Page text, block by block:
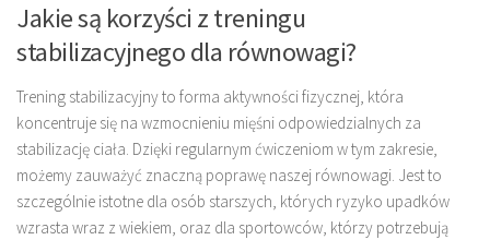
Jakie są korzyści z treningu
stabilizacyjnego dla równowagi?
Trening stabilizacyjny to forma aktywności fizycznej, która
koncentruje się na wzmocnieniu mięśni odpowiedzialnych za
stabilizację ciała. Dzięki regularnym ćwiczeniom w tym zakresie,
możemy zauważyć znaczną poprawę naszej równowagi. Jest to
szczególnie istotne dla osób starszych, których ryzyko upadków
wzrasta wraz z wiekiem, oraz dla sportowców, którzy potrzebują